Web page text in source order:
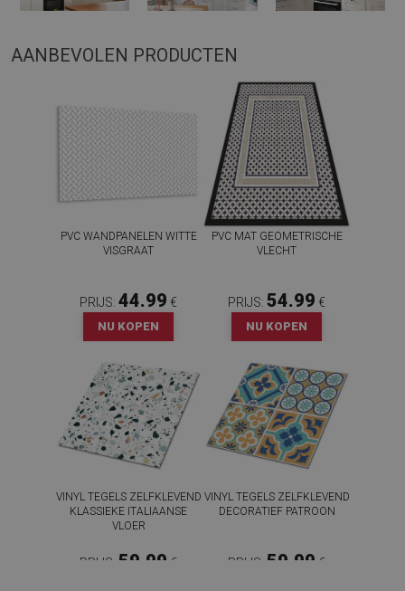
AANBEVOLEN PRODUCTEN
PVC WANDPANELEN WITTE
VISGRAAT
PRIJS: 44.99 €
NU KOPEN
PVC MAT GEOMETRISCHE
VLECHT
PRIJS: 54.99 €
NU KOPEN
VINYL TEGELS ZELFKLEVEND
KLASSIEKE ITALIAANSE
VLOER
PRIJS: 59.99 €
VINYL TEGELS ZELFKLEVEND
DECORATIEF PATROON
PRIJS: 59.99 €